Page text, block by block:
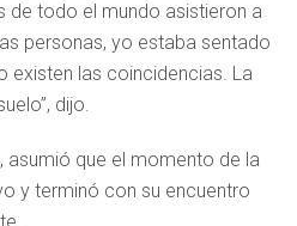
de todo el mundo asistieron a
personas, yo estaba sentado
existen las coincidencias. La
dijo.
asumió que el momento de la
y terminó con su encuentro